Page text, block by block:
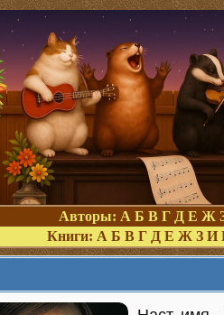
Авторы: А Б В Г Д Е Ж
Книги: А Б В Г Д Е Ж З И